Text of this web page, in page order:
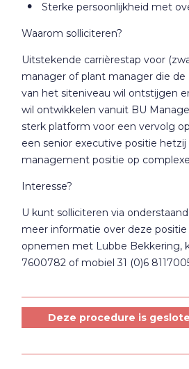
Sterke persoonlijkheid met
Waarom solliciteren?
Uitstekende carrièrestap voor
manager of plant manager die de
van het siteniveau wil ontstijgen
wil ontwikkelen vanuit BU
sterk platform voor een vervolg
een senior executive positie
management positie op
Interesse?
U kunt solliciteren via
meer informatie over deze
opnemen met Lubbe Bekkering,
7600782 of mobiel 31 (0)6
Deze procedure is